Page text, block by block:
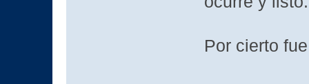
Por cierto